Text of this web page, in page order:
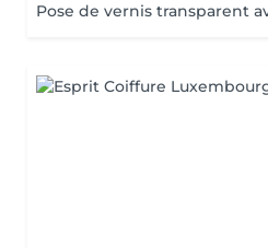
Pose de vernis transparent